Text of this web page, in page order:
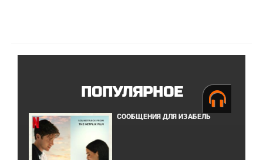
ПОПУЛЯРНОЕ
СООБЩЕНИЯ ДЛЯ ИЗАБЕЛЬ